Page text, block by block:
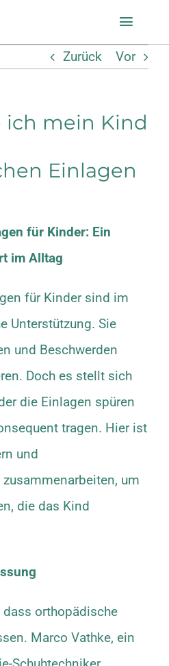
Toggle
Zurück Vor
ich mein Kind
Einlagen
für Kinder: Ein
im Alltag
für Kinder sind im
Unterstützung. Sie
und Beschwerden
Doch es stellt sich
die Einlagen spüren
tragen. Hier ist
und
um
die das Kind
orthopädische
Marco Vathke, ein